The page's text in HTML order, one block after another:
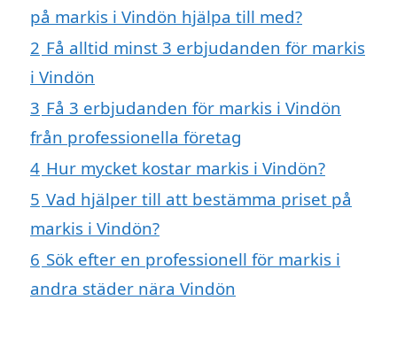
på markis i Vindön hjälpa till med?
2 Få alltid minst 3 erbjudanden för markis
i Vindön
3 Få 3 erbjudanden för markis i Vindön
från professionella företag
4 Hur mycket kostar markis i Vindön?
5 Vad hjälper till att bestämma priset på
markis i Vindön?
6 Sök efter en professionell för markis i
andra städer nära Vindön